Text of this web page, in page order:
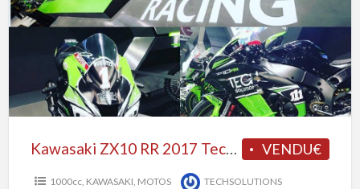
2017
Solutions
VENDU€
Kawasaki ZX10 RR 2017 Tech Solutions piste
1000cc, KAWASAKI, MOTOS
TECHSOLUTIONS